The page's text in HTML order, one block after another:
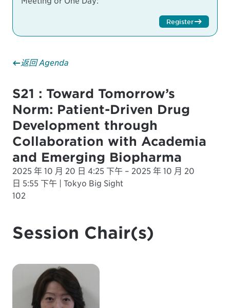
Register
返回 Agenda
S21 : Toward Tomorrow’s
Norm: Patient-Driven Drug
Development through
Collaboration with Academia
and Emerging Biopharma
2025 年 10 月 20 日 4:25 下午 – 2025 年 10 月 20
日 5:55 下午 | Tokyo Big Sight
102
Session Chair(s)